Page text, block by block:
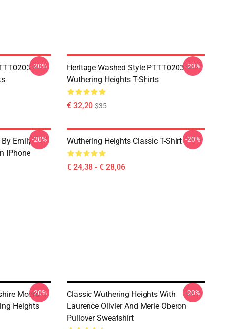
-20%
Heritage Washed Style PTTT0203
Wuthering Heights T-Shirts
€ 32,20 $35
-20%
Emily
IPhone
-20% Wuthering Heights Classic T-Shirt
€ 24,38 - € 28,06
-20%
Moors
Heights
-20%
Classic Wuthering Heights With
Laurence Olivier And Merle Oberon
Pullover Sweatshirt
-20%